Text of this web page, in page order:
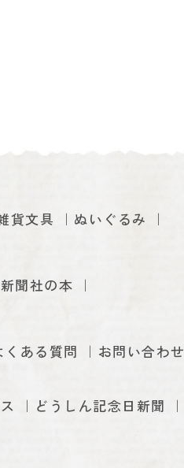
貨文具 ぬいぐるみ
聞社の本
くある質問 お問い合わせ
どうしん記念日新聞